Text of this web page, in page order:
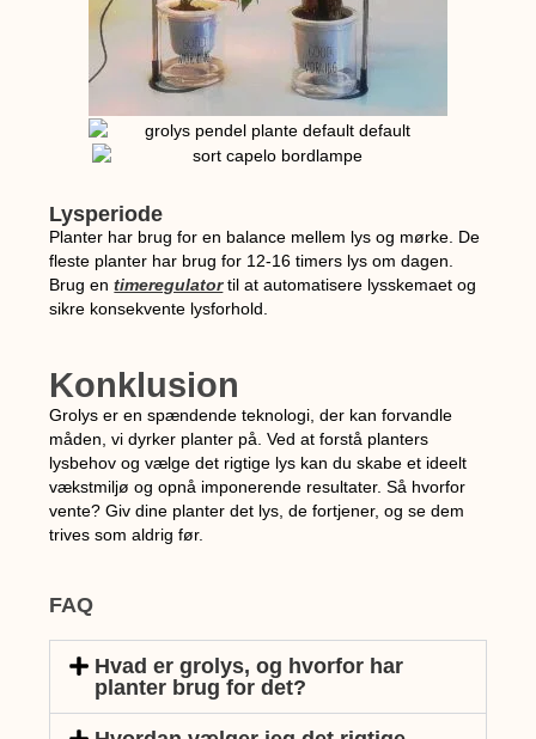
Lysperiode
Planter har brug for en balance mellem lys og mørke. De
fleste planter har brug for 12-16 timers lys om dagen.
Brug entimeregulatortil at automatisere lysskemaet og
sikre konsekvente lysforhold.
Konklusion
Grolys er en spændende teknologi, der kan forvandle
måden, vi dyrker planter på. Ved at forstå planters
lysbehov og vælge det rigtige lys kan du skabe et ideelt
vækstmiljø og opnå imponerende resultater. Så hvorfor
vente? Giv dine planter det lys, de fortjener, og se dem
trives som aldrig før.
FAQ
Hvad er grolys, og hvorfor har
planter brug for det?